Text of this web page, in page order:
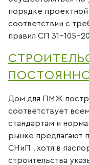
порядке
соответствии с
правил СП 31-105-
Дом для ПМЖ
соответствует
стандартам и
рынке предлагают
СНиП , хотя в
строительства